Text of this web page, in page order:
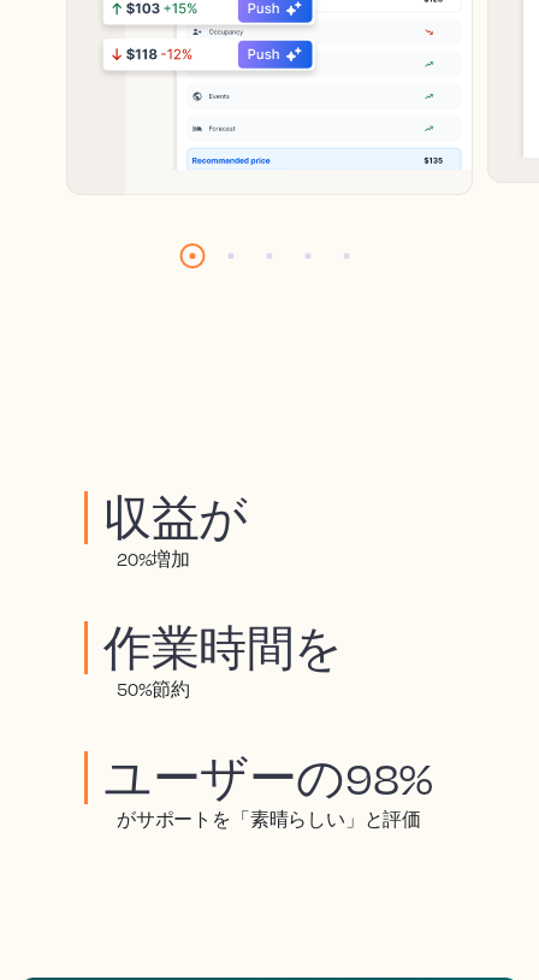
収益が
20%増加
作業時間を
50%節約
ユーザーの98%
がサポートを「素晴らしい」と評価